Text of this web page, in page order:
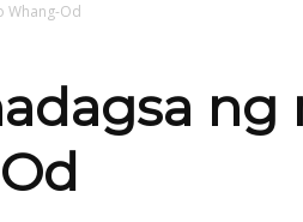
Whang-Od